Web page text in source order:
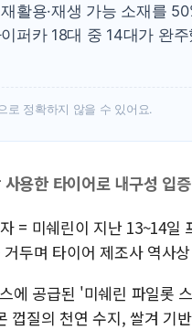
활용·재생 가능 소재를
퍼카 18대 중 14대가 완
로 정확하지 않을 수 있어요.
용한 타이어로 내구성 입증
= 미쉐린이 지난 13~14
두며 타이어 제조사 역사
에 공급된 '미쉐린 파일롯
껍질의 천연 수지, 쌀겨 기